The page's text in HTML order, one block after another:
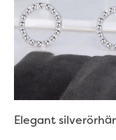
Elegant